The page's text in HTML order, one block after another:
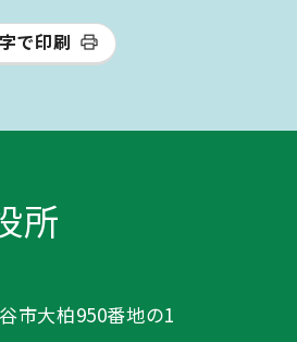
で印刷
所
市大柏950番地の1